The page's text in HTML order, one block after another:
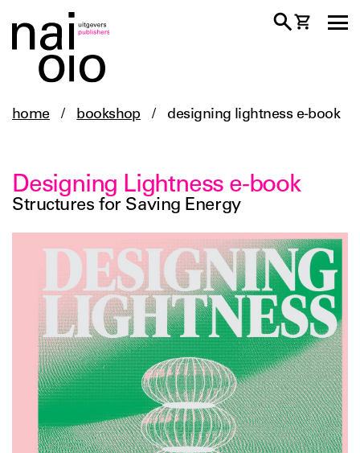
home / bookshop / designing lightness e-book
Designing Lightness e-book
Structures for Saving Energy